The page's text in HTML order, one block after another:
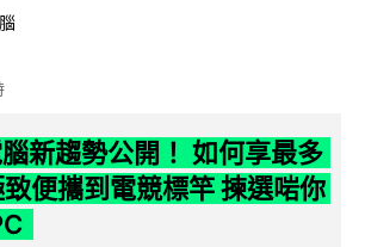
新趨勢公開！ 如何享最多
便攜到電競標竿 揀選啱你